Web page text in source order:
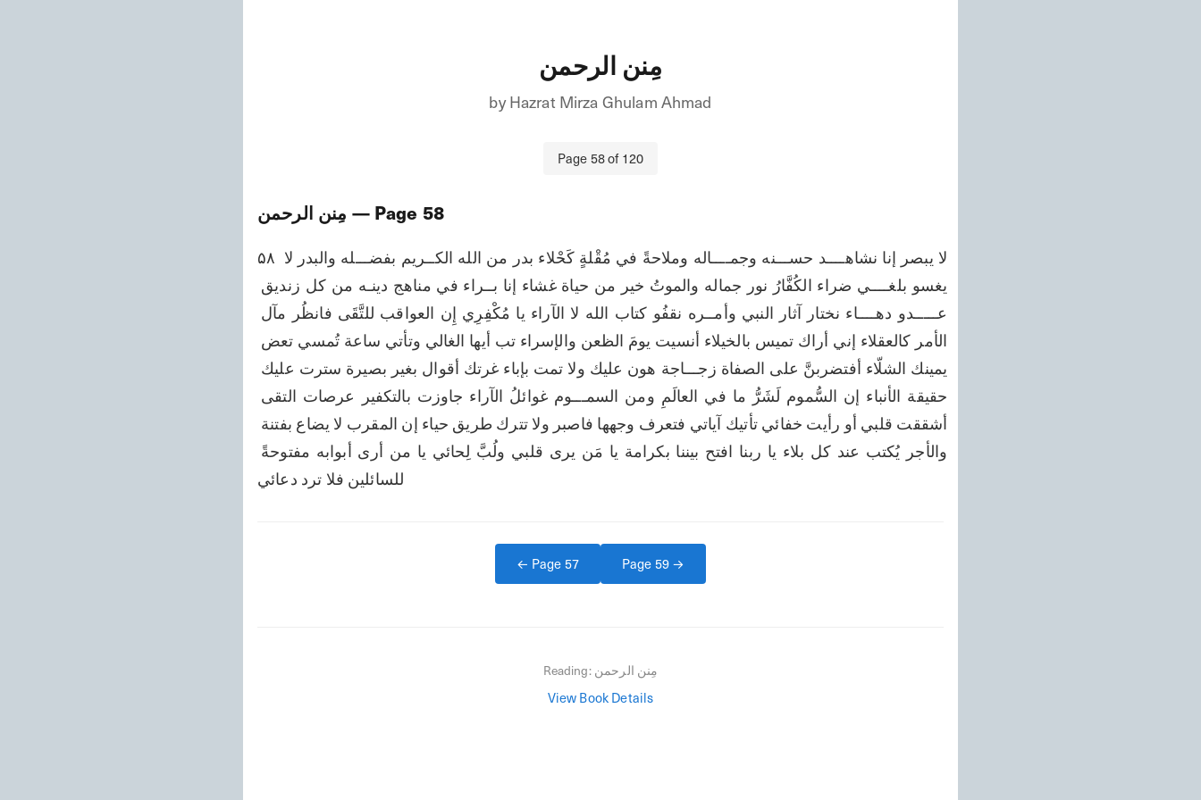
مِنن الرحمن
byHazrat Mirza Ghulam Ahmad
Page 58of 120
مِنن الرحمن — Page 58
۵۸ لا يبصر إنا نشاهــــد حســـنه وجمــــاله وملاحةً في مُقْلةٍ كَحْلاء بدر من الله الكــريم بفضـــله والبدر لا
للسائلين فلا ترد دعائي
← Page 57 Page 59 →
Reading: مِنن الرحمن
View Book Details